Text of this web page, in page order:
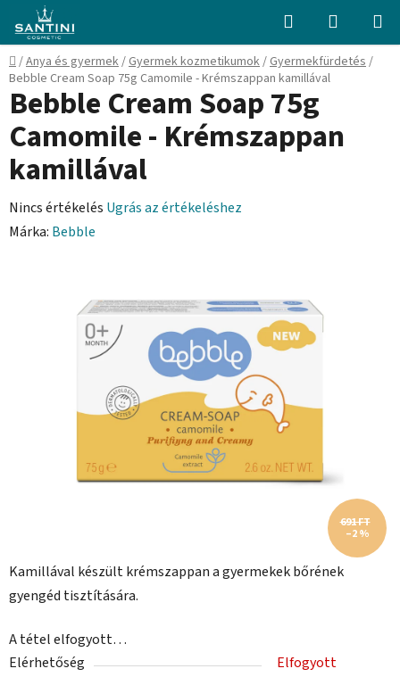
fő
tartalomhoz
Keresés KOSÁR
Kezdőlap
/Anya és gyermek/Gyermek kozmetikumok/Gyermekfürdetés/
Bebble Cream Soap 75g Camomile - Krémszappan kamillával
Kamillával készült krémszappan a gyermekek bőrének
gyengéd tisztítására.
A tétel elfogyott…
Elérhetőség
Elfogyott
Bebble Cream Soap 75g
Camomile - Krémszappan
kamillával
A
termék
Nincs értékelés Ugrás az értékeléshez
Márka: Bebble
691 FT
–2 %